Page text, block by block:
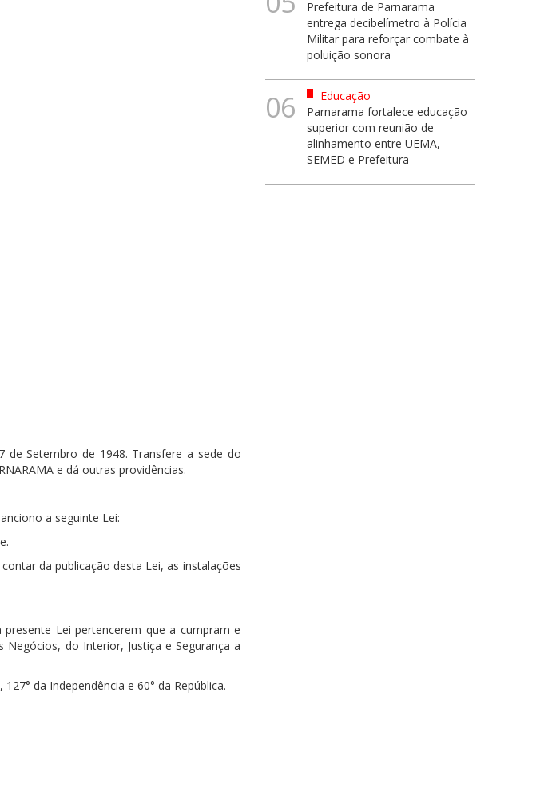
de Setembro de 1948. Transfere a sede do
e dá outras providências.
a seguinte Lei:
da publicação desta Lei, as instalações
Lei pertencerem que a cumpram e
do Interior, Justiça e Segurança a
da Independência e 60° da República.
Prefeitura de Parnarama
entrega decibelímetro à Polícia
Militar para reforçar combate à
poluição sonora
06
Educação
Parnarama fortalece educação
superior com reunião de
alinhamento entre UEMA,
SEMED e Prefeitura